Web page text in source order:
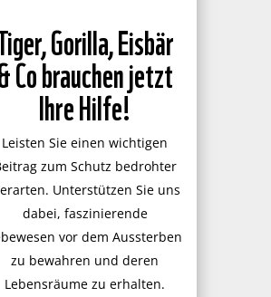
Gorilla, Eisbär
Co brauchen jetzt
Ihre Hilfe!
Leisten Sie einen wichtigen
zum Schutz bedrohter
Unterstützen Sie uns
dabei, faszinierende
vor dem Aussterben
zu bewahren und deren
Lebensräume zu erhalten.